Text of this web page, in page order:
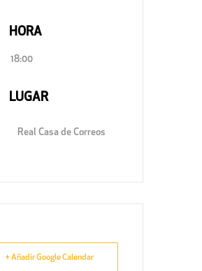
HORA
18:00
LUGAR
Real Casa de Correos
+ Añadir Google Calendar